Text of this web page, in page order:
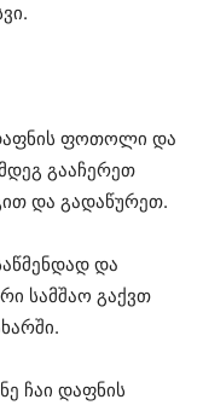
ფოთოლი და
გააჩერეთ
და გადაწურეთ.
და
სამშაო გაქვთ
ჩაი დაფნის